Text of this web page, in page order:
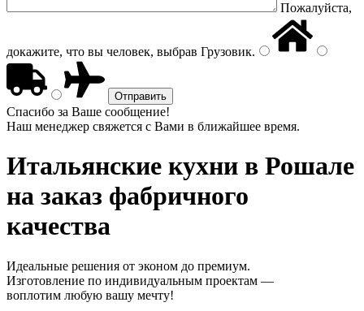
Пожалуйста,
докажите, что вы человек, выбрав Грузовик.
Спасибо за Ваше сообщение!
Наш менеджер свяжется с Вами в ближайшее время.
Итальянские кухни в Рошале
на заказ фабричного
качества
Идеальные решения от эконом до премиум.
Изготовление по индивидуальным проектам —
воплотим любую вашу мечту!